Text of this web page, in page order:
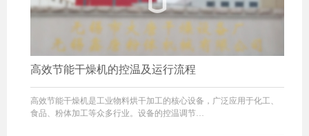
高效节能干燥机的控温及运行流程
高效节能干燥机是工业物料烘干加工的核心设备，广泛应用于化工、
食品、粉体加工等众多行业。设备的控温调节…